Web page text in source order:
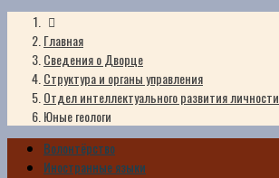
Главная
Сведения о Дворце
Структура и органы управления
Отдел интеллектуального развития личности
Юные геологи
Волонтёрство
Иностранные языки